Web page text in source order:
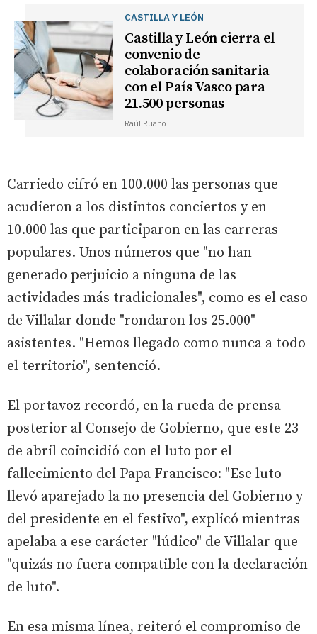
CASTILLA Y LEÓN
Castilla y León cierra el
convenio de
colaboración sanitaria
con el País Vasco para
21.500 personas
Raúl Ruano
Carriedo cifró en 100.000 las personas que
acudieron a los distintos conciertos y en
10.000 las que participaron en las carreras
populares. Unos números que "no han
generado perjuicio a ninguna de las
actividades más tradicionales", como es el caso
de Villalar donde "rondaron los 25.000"
asistentes. "Hemos llegado como nunca a todo
el territorio", sentenció.
El portavoz recordó, en la rueda de prensa
posterior al Consejo de Gobierno, que este 23
de abril coincidió con el luto por el
fallecimiento del Papa Francisco: "Ese luto
llevó aparejado la no presencia del Gobierno y
del presidente en el festivo", explicó mientras
apelaba a ese carácter "lúdico" de Villalar que
"quizás no fuera compatible con la declaración
de luto".
En esa misma línea, reiteró el compromiso de